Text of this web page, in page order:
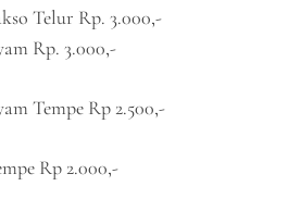
Telur Rp. 3.000,-
Rp. 3.000,-
Tempe Rp 2.500,-
Rp 2.000,-